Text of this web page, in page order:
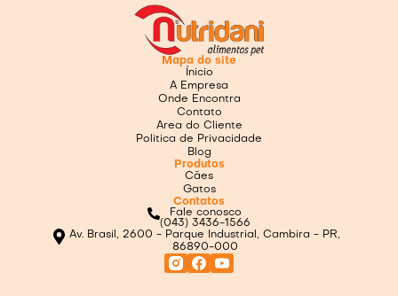
Mapa do site
Ínicio
A Empresa
Onde Encontra
Contato
Area do Cliente
Politica de Privacidade
Blog
Produtos
Cães
Gatos
Contatos
Fale conosco
(043) 3436-1566
Av. Brasil, 2600 - Parque Industrial, Cambira - PR,
86890-000